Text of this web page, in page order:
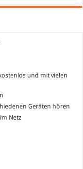
kostenlos und mit vielen
Geräten hören
Netz